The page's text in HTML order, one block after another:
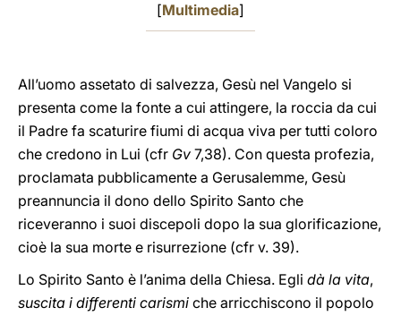
[Multimedia]
All’uomo assetato di salvezza, Gesù nel Vangelo si
presenta come la fonte a cui attingere, la roccia da cui
il Padre fa scaturire fiumi di acqua viva per tutti coloro
che credono in Lui (cfr Gv 7,38). Con questa profezia,
proclamata pubblicamente a Gerusalemme, Gesù
preannuncia il dono dello Spirito Santo che
riceveranno i suoi discepoli dopo la sua glorificazione,
cioè la sua morte e risurrezione (cfr v. 39).
Lo Spirito Santo è l’anima della Chiesa. Egli dà la vita,
suscita i differenti carismi che arricchiscono il popolo